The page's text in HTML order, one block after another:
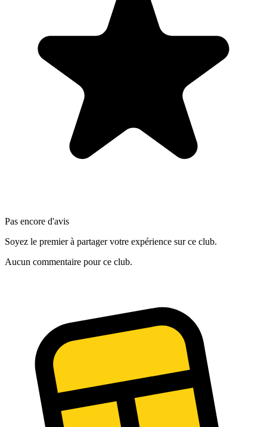
Pas encore d'avis
Soyez le premier à partager votre expérience sur ce club.
Aucun commentaire pour ce club.